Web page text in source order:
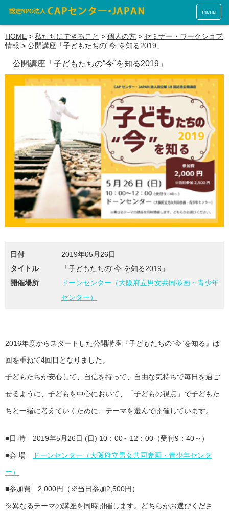
menu
HOME > 私たちにできること > 個人の方 > セミナー・ワークショプ
情報 > 公開講座「子どもたちの“今”を知る2019」
公開講座「子どもたちの“今”を知る2019」
日付
2019年05月26日
タイトル
「子どもたちの“今”を知る2019」
開催場所
ドーンセンター（大阪府立男女共同参画・青少年
センター）
2016年度からスタートした公開講座『子どもたちの“今”を知る』は
回を重ねて4回目となりました。
子どもたちが安心して、自信を持って、自由な気持ちで毎日を過ご
せるように、子どもを中心において、「子どもの視点」で子どもた
ちと一緒に考えていくために、テーマを選んで開催しています。
■日 時 2019年5月26日 (日) 10：00～12：00（受付9：40～）
■会 場 ドーンセンター（大阪府立男女共同参画・青少年センタ
ー）
■参加費 2,000円（※当日参加2,500円）
※異なるテーマの講座を同時開催します。どちらかお選びくださ